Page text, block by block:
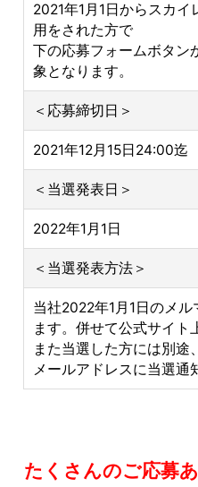
2021年1月1日からスカ
用をされた方で
下の応募フォームボタン
象となります。
＜応募締切日＞
2021年12月15日24:00迄
＜当選発表日＞
2022年1月1日
＜当選発表方法＞
当社2022年1月1日のメ
ます。併せて公式サイト
また当選した方には別途
メールアドレスに当選通
たくさんのご応募